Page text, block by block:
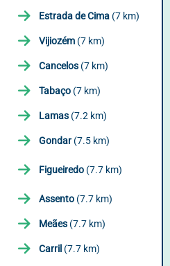
Estrada de Cima (7 km)
Vijiozém (7 km)
Cancelos (7 km)
Tabaço (7 km)
Lamas (7.2 km)
Gondar(7.5 km)
Figueiredo (7.7 km)
Assento (7.7 km)
Meães (7.7 km)
Carril (7.7 km)